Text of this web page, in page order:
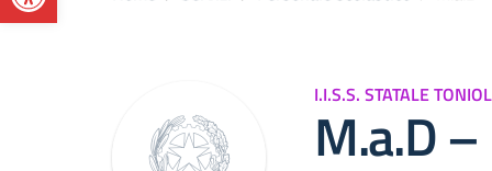
I.I.S.S. STATALE
M.a.D